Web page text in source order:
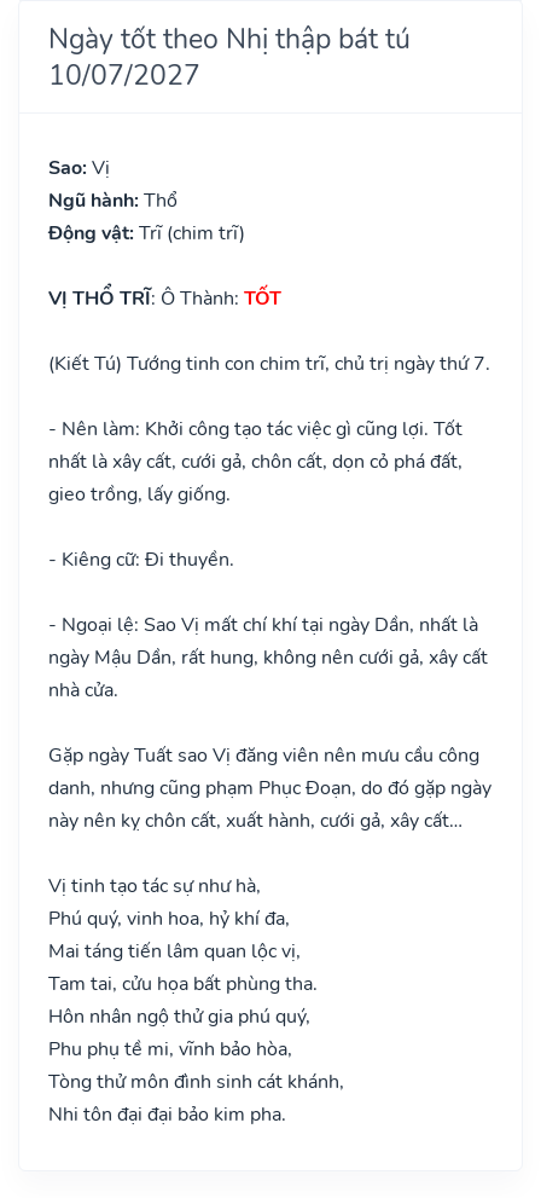
Ngày tốt theo Nhị thập bát tú
10/07/2027
Sao: Vị
Ngũ hành: Thổ
Động vật: Trĩ (chim trĩ)
VỊ THỔ TRĨ: Ô Thành: TỐT
(Kiết Tú) Tướng tinh con chim trĩ, chủ trị ngày thứ 7.
- Nên làm: Khởi công tạo tác việc gì cũng lợi. Tốt
nhất là xây cất, cưới gả, chôn cất, dọn cỏ phá đất,
gieo trồng, lấy giống.
- Kiêng cữ: Đi thuyền.
- Ngoại lệ: Sao Vị mất chí khí tại ngày Dần, nhất là
ngày Mậu Dần, rất hung, không nên cưới gả, xây cất
nhà cửa.
Gặp ngày Tuất sao Vị đăng viên nên mưu cầu công
danh, nhưng cũng phạm Phục Đoạn, do đó gặp ngày
này nên kỵ chôn cất, xuất hành, cưới gả, xây cất…
Vị tinh tạo tác sự như hà,
Phú quý, vinh hoa, hỷ khí đa,
Mai táng tiến lâm quan lộc vị,
Tam tai, cửu họa bất phùng tha.
Hôn nhân ngộ thử gia phú quý,
Phu phụ tề mi, vĩnh bảo hòa,
Tòng thử môn đình sinh cát khánh,
Nhi tôn đại đại bảo kim pha.